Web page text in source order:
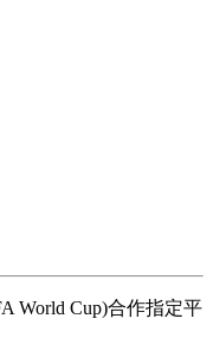
World Cup)合作指定平